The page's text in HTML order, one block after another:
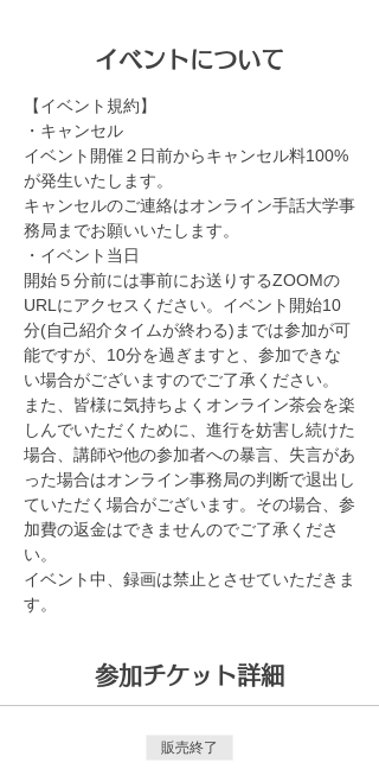
イベントについて
【イベント規約】
・キャンセル
イベント開催２日前からキャンセル料100%
が発生いたします。
キャンセルのご連絡はオンライン手話大学事
務局までお願いいたします。
・イベント当日
開始５分前には事前にお送りするZOOMの
URLにアクセスください。イベント開始10
分(自己紹介タイムが終わる)までは参加が可
能ですが、10分を過ぎますと、参加できな
い場合がございますのでご了承ください。
また、皆様に気持ちよくオンライン茶会を楽
しんでいただくために、進行を妨害し続けた
場合、講師や他の参加者への暴言、失言があ
った場合はオンライン事務局の判断で退出し
ていただく場合がございます。その場合、参
加費の返金はできませんのでご了承くださ
い。
イベント中、録画は禁止とさせていただきま
す。
参加チケット詳細
販売終了